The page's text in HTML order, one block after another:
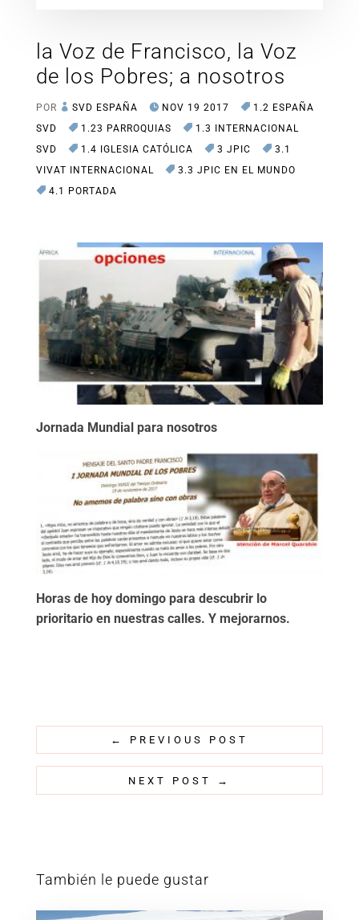
la Voz de Francisco, la Voz
de los Pobres; a nosotros
POR SVD ESPAÑA NOV 19 2017
1.2 ESPAÑA
SVD
1.23 PARROQUIAS
1.3 INTERNACIONAL
SVD
1.4 IGLESIA CATÓLICA 3 JPIC
3.1
VIVAT INTERNACIONAL
3.3 JPIC EN EL MUNDO
4.1 PORTADA
Jornada Mundial para nosotros
Horas de hoy domingo para descubrir lo
prioritario en nuestras calles. Y mejorarnos.
← PREVIOUS POST
NEXT POST →
También le puede gustar